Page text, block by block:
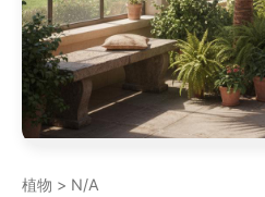
植物 > N/A